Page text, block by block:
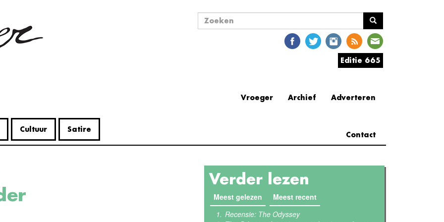
Cultuur Satire
Zoekveld
Editie 665
Adverteren
Archief
Vroeger
Contact
Verder lezen
Meest gelezen (actieve tabblad)
Meest recent
Recensie: The Odyssey